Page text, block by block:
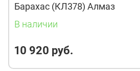
Барахас (КЛ378) Алмаз
В наличии
10 920 руб.